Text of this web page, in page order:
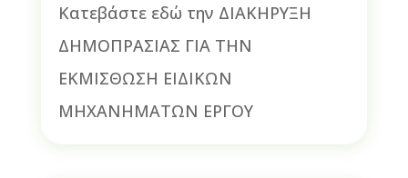
Κατεβάστε εδώ την ΔΙΑΚΗΡΥΞΗ
ΔΗΜΟΠΡΑΣΙΑΣ ΓΙΑ ΤΗΝ
ΕΚΜΙΣΘΩΣΗ ΕΙΔΙΚΩΝ
ΜΗΧΑΝΗΜΑΤΩΝ ΕΡΓΟΥ